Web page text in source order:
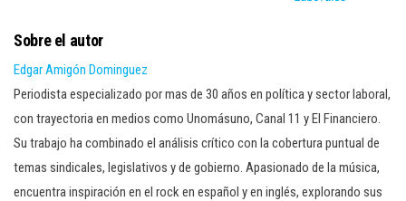
Sobre el autor
Edgar Amigón Dominguez
Periodista especializado por mas de 30 años en política y sector laboral,
con trayectoria en medios como Unomásuno, Canal 11 y El Financiero.
Su trabajo ha combinado el análisis crítico con la cobertura puntual de
temas sindicales, legislativos y de gobierno. Apasionado de la música,
encuentra inspiración en el rock en español y en inglés, explorando sus